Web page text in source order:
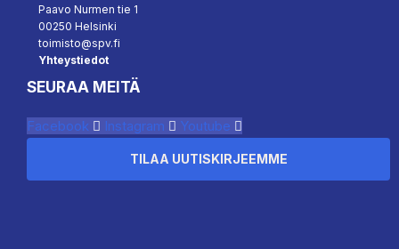
Paavo Nurmen tie 1
00250 Helsinki
toimisto@spv.fi
Yhteystiedot
SEURAA MEITÄ
Facebook Instagram Youtube
TILAA UUTISKIRJEEMME